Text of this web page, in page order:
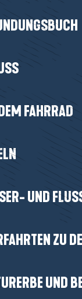
FAHRRAD
UND
ZU
UND